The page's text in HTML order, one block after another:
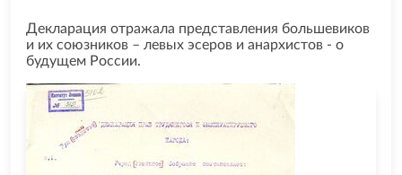
Декларация отражала представления большевиков
и их союзников – левых эсеров и анархистов - о
будущем России.